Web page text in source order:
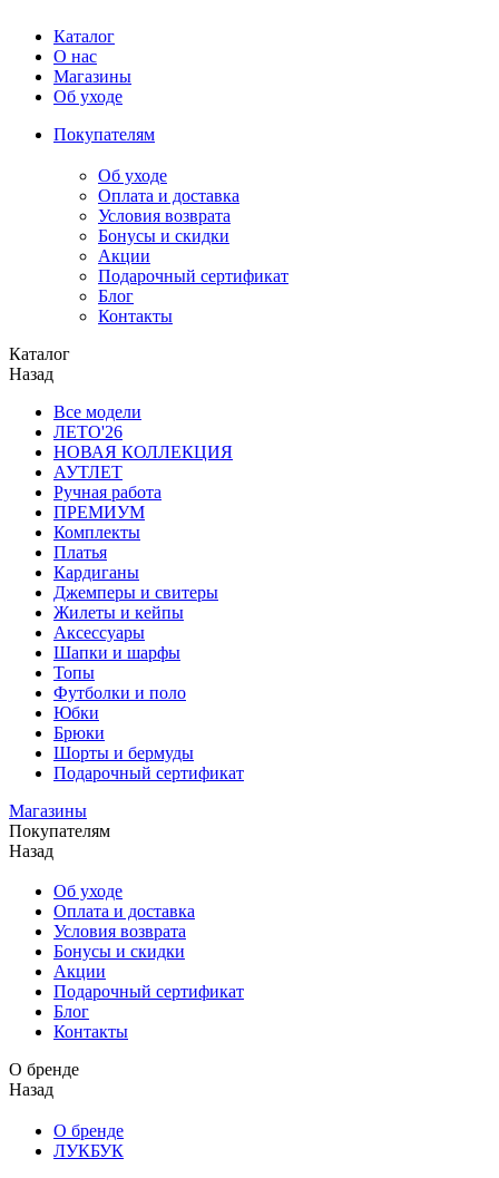
Каталог
О нас
Магазины
Об уходе
Покупателям
Об уходе
Оплата и доставка
Условия возврата
Бонусы и скидки
Акции
Подарочный сертификат
Блог
Контакты
Каталог
Назад
Все модели
ЛЕТО'26
НОВАЯ КОЛЛЕКЦИЯ
АУТЛЕТ
Ручная работа
ПРЕМИУМ
Комплекты
Платья
Кардиганы
Джемперы и свитеры
Жилеты и кейпы
Аксессуары
Шапки и шарфы
Топы
Футболки и поло
Юбки
Брюки
Шорты и бермуды
Подарочный сертификат
Магазины
Покупателям
Назад
Об уходе
Оплата и доставка
Условия возврата
Бонусы и скидки
Акции
Подарочный сертификат
Блог
Контакты
О бренде
Назад
О бренде
ЛУКБУК